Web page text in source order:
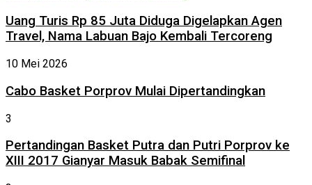
Uang Turis Rp 85 Juta Diduga Digelapkan Agen
Travel, Nama Labuan Bajo Kembali Tercoreng
10 Mei 2026
Cabo Basket Porprov Mulai Dipertandingkan
3
Pertandingan Basket Putra dan Putri Porprov ke
XIII 2017 Gianyar Masuk Babak Semifinal